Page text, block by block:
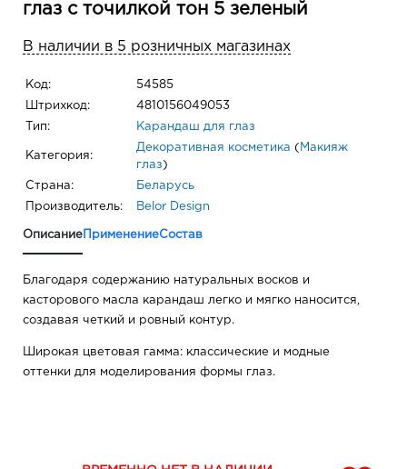
глаз с точилкой тон 5 зеленый
В наличии в 5 розничных магазинах
Код: 54585
Штрихкод: 4810156049053
Тип: Карандаш для глаз
Категория:
Декоративная косметика ( Макияж
глаз )
Страна: Беларусь
Производитель: Belor Design
Описание ПрименениеСостав
Благодаря содержанию натуральных восков и
касторового масла карандаш легко и мягко наносится,
создавая четкий и ровный контур.
Широкая цветовая гамма: классические и модные
оттенки для моделирования формы глаз.